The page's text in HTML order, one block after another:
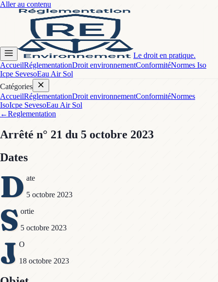
Aller au contenu
Le droit en pratique.
AccueilRéglementationDroit environnementConformitéNormes Iso
Icpe SevesoEau Air Sol
Catégories
AccueilRéglementationDroit environnementConformitéNormes
IsoIcpe SevesoEau Air Sol
←Reglementation
Arrêté n° 21 du 5 octobre 2023
Dates
D ate
5 octobre 2023
S ortie
5 octobre 2023
J O
18 octobre 2023